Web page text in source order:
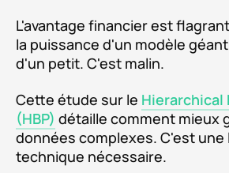
L'avantage financier est
la puissance d'un modèle
d'un petit. C'est malin.
Cette étude sur le Hierarchical
(HBP) détaille comment mieux
données complexes. C'est une
technique nécessaire.